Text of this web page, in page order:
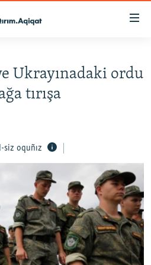
Ukrayınadaki ordu
tırışa
siz oquñız